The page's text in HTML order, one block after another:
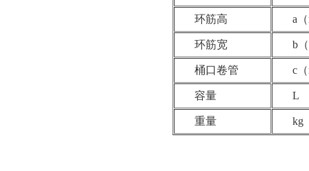
环筋高 a
环筋宽 b
桶口卷管 c
容量 L
重量 kg